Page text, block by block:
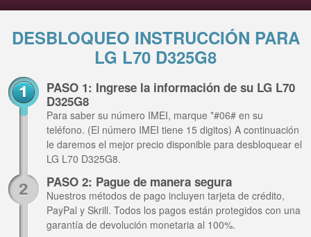
DESBLOQUEO INSTRUCCIÓN PARA
LG L70 D325G8
PASO 1: Ingrese la información de su LG L70
D325G8
Para saber su número IMEI, marque *#06# en su
teléfono. (El número IMEI tiene 15 digitos) A continuación
le daremos el mejor precio disponible para desbloquear el
LG L70 D325G8.
PASO 2: Pague de manera segura
Nuestros métodos de pago incluyen tarjeta de crédito,
PayPal y Skrill. Todos los pagos están protegidos con una
garantía de devolución monetaria al 100%.